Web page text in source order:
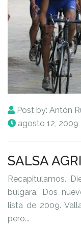
Post by: Antón
agosto 12, 2009
SALSA
Recapitulamos.
búlgara. Dos
lista de 2009.
pero...